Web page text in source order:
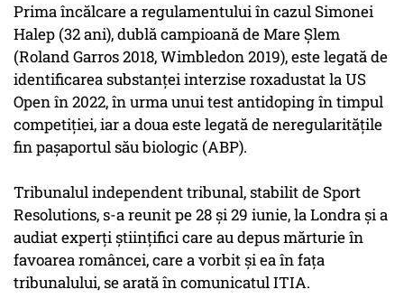
Prima încălcare a regulamentului în cazul Simonei
Halep (32 ani), dublă campioană de Mare Şlem
(Roland Garros 2018, Wimbledon 2019), este legată de
identificarea substanţei interzise roxadustat la US
Open în 2022, în urma unui test antidoping în timpul
competiţiei, iar a doua este legată de neregularităţile
fin paşaportul său biologic (ABP).
Tribunalul independent tribunal, stabilit de Sport
Resolutions, s-a reunit pe 28 şi 29 iunie, la Londra şi a
audiat experţi ştiinţifici care au depus mărturie în
favoarea româncei, care a vorbit şi ea în faţa
tribunalului, se arată în comunicatul ITIA.